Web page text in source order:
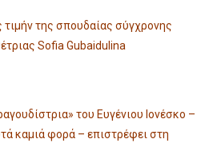
τιμήν της σπουδαίας σύγχρονης
Sofia Gubaidulina
του Ευγένιου Ιονέσκο –
καμιά φορά – επιστρέφει στη